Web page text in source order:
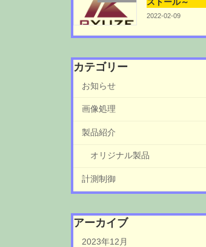
ストール～
2022-02-09
カテゴリー
お知らせ
画像処理
製品紹介
オリジナル製品
計測制御
アーカイブ
2023年12月